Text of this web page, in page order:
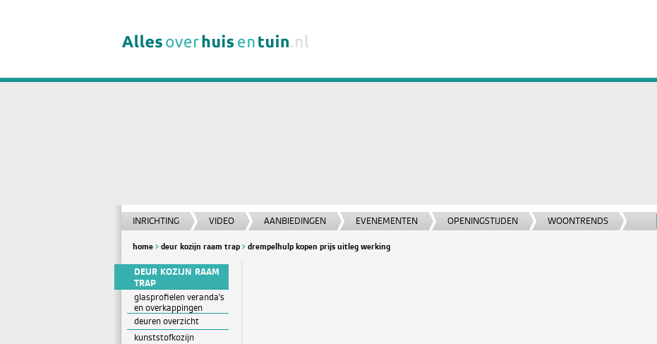
INRICHTING VIDEO AANBIEDINGEN EVENEMENTEN OPENINGSTIJDEN WOONTRENDS
home deur kozijn raam trap drempelhulp kopen prijs uitleg werking
DEUR KOZIJN RAAM
TRAP
glasprofielen veranda's
en overkappingen
deuren overzicht
kunststofkozijn